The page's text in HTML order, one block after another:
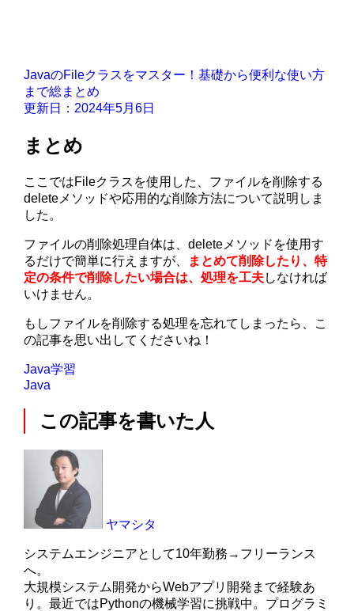
JavaのFileクラスをマスター！基礎から便利な使い方
まで総まとめ
更新日：2024年5月6日
まとめ
ここではFileクラスを使用した、ファイルを削除する
deleteメソッドや応用的な削除方法について説明しま
した。
ファイルの削除処理自体は、deleteメソッドを使用す
るだけで簡単に行えますが、
まとめて削除したり、特
定の条件で削除したい場合は、処理を工夫しなければ
いけません。
もしファイルを削除する処理を忘れてしまったら、こ
の記事を思い出してくださいね！
Java学習
Java
この記事を書いた人
ヤマシタ
システムエンジニアとして10年勤務→フリーランス
へ。
大規模システム開発からWebアプリ開発まで経験あ
り。最近ではPythonの機械学習に挑戦中。プログラミ